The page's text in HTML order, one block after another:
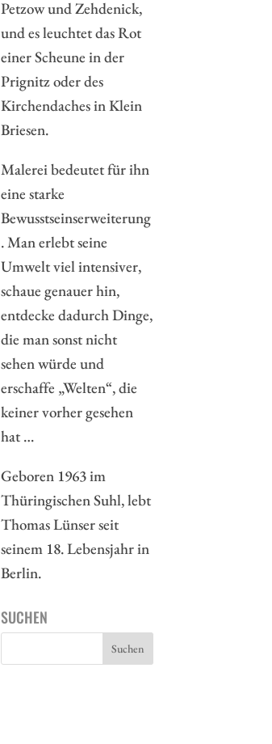
Petzow und Zehdenick,
und es leuchtet das Rot
einer Scheune in der
Prignitz oder des
Kirchendaches in Klein
Briesen.
Malerei bedeutet für ihn
eine starke
Bewusstseinserweiterung
. Man erlebt seine
Umwelt viel intensiver,
schaue genauer hin,
entdecke dadurch Dinge,
die man sonst nicht
sehen würde und
erschaffe „Welten“, die
keiner vorher gesehen
hat …
Geboren 1963 im
Thüringischen Suhl, lebt
Thomas Lünser seit
seinem 18. Lebensjahr in
Berlin.
SUCHEN